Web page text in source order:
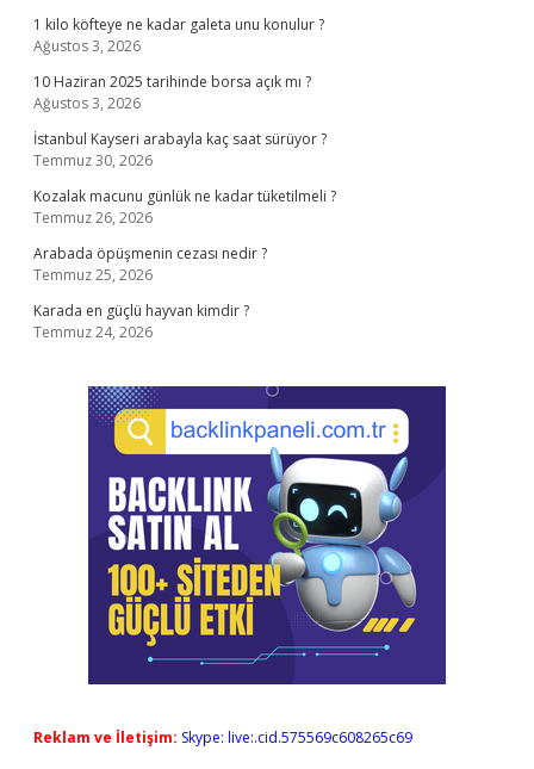
1 kilo köfteye ne kadar galeta unu konulur ?
Ağustos 3, 2026
10 Haziran 2025 tarihinde borsa açık mı ?
Ağustos 3, 2026
İstanbul Kayseri arabayla kaç saat sürüyor ?
Temmuz 30, 2026
Kozalak macunu günlük ne kadar tüketilmeli ?
Temmuz 26, 2026
Arabada öpüşmenin cezası nedir ?
Temmuz 25, 2026
Karada en güçlü hayvan kimdir ?
Temmuz 24, 2026
Reklam ve İletişim: Skype: live:.cid.575569c608265c69